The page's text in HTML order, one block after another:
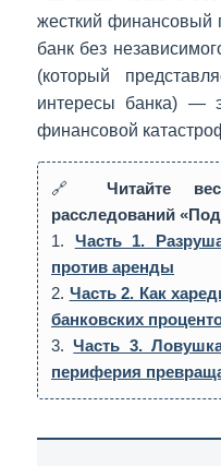
жесткий финансовый
банк без
(который
интересы банка) —
финансовой
🔗Читайте
расследований
1. Часть 1.
против аренды
2. Часть 2. Как
банковских
3.Часть 3.
периферия